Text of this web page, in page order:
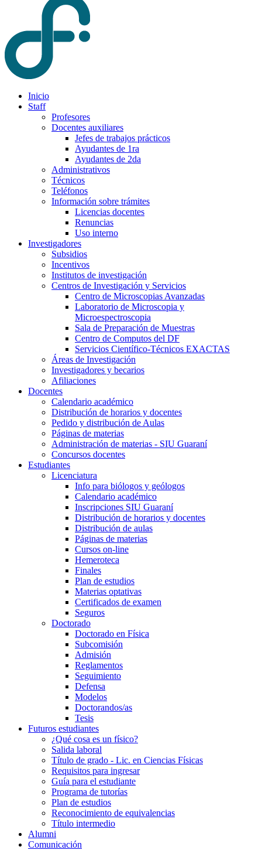
Inicio
Staff
Profesores
Docentes auxiliares
Jefes de trabajos prácticos
Ayudantes de 1ra
Ayudantes de 2da
Administrativos
Técnicos
Teléfonos
Información sobre trámites
Licencias docentes
Renuncias
Uso interno
Investigadores
Subsidios
Incentivos
Institutos de investigación
Centros de Investigación y Servicios
Centro de Microscopias Avanzadas
Laboratorio de Microscopia y
Microespectroscopia
Sala de Preparación de Muestras
Centro de Computos del DF
Servicios Científico-Técnicos EXACTAS
Áreas de Investigación
Investigadores y becarios
Afiliaciones
Docentes
Calendario académico
Distribución de horarios y docentes
Pedido y distribución de Aulas
Páginas de materias
Administración de materias - SIU Guaraní
Concursos docentes
Estudiantes
Licenciatura
Info para biólogos y geólogos
Calendario académico
Inscripciones SIU Guaraní
Distribución de horarios y docentes
Distribución de aulas
Páginas de materias
Cursos on-line
Hemeroteca
Finales
Plan de estudios
Materias optativas
Certificados de examen
Seguros
Doctorado
Doctorado en Física
Subcomisión
Admisión
Reglamentos
Seguimiento
Defensa
Modelos
Doctorandos/as
Tesis
Futuros estudiantes
¿Qué cosa es un físico?
Salida laboral
Título de grado - Lic. en Ciencias Físicas
Requisitos para ingresar
Guía para el estudiante
Programa de tutorías
Plan de estudios
Reconocimiento de equivalencias
Título intermedio
Alumni
Comunicación